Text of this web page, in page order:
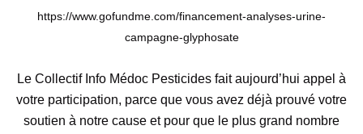
https://www.gofundme.com/financement-analyses-urine-
campagne-glyphosate
Le Collectif Info Médoc Pesticides fait aujourd’hui appel à
votre participation, parce que vous avez déjà prouvé votre
soutien à notre cause et pour que le plus grand nombre